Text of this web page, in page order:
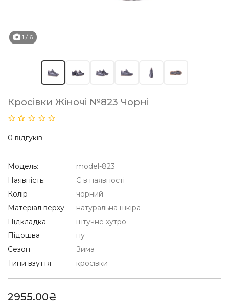
1 / 6
Кросівки Жіночі №823 Чорні
0 відгуків
Модель:
model-823
Наявність:
Є в наявності
Колір
чорний
Матеріал верху
натуральна шкіра
Підкладка
штучне хутро
Підошва
пу
Сезон
Зима
Типи взуття
кросівки
2955.00₴